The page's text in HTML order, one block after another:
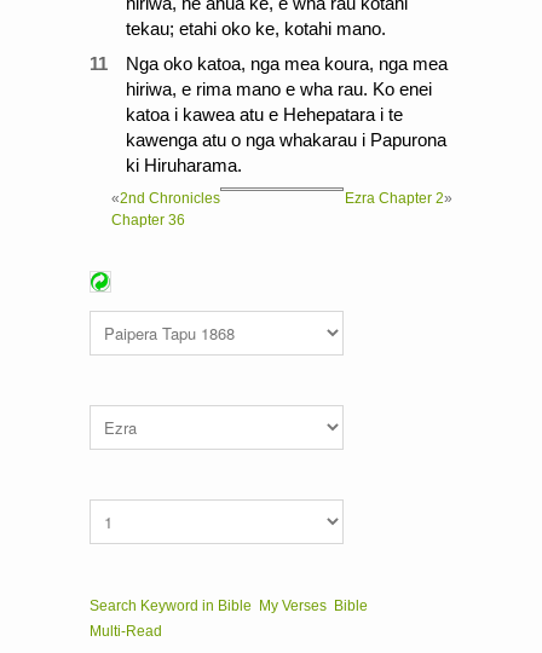
tekau; etahi oko ke, kotahi mano.
11
Nga oko katoa, nga mea koura, nga mea
hiriwa, e rima mano e wha rau. Ko enei
katoa i kawea atu e Hehepatara i te
kawenga atu o nga whakarau i Papurona
ki Hiruharama.
«2nd Chronicles
Chapter 36
Ezra Chapter 2»
Search Keyword in Bible My Verses Bible
Multi-Read